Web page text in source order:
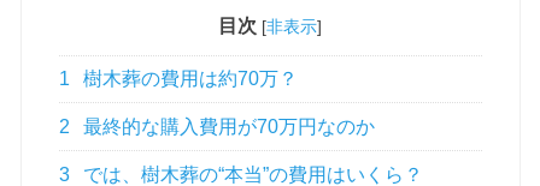
目次 [非表示]
1 樹木葬の費用は約70万？
2 最終的な購入費用が70万円なのか
3 では、樹木葬の“本当”の費用はいくら？